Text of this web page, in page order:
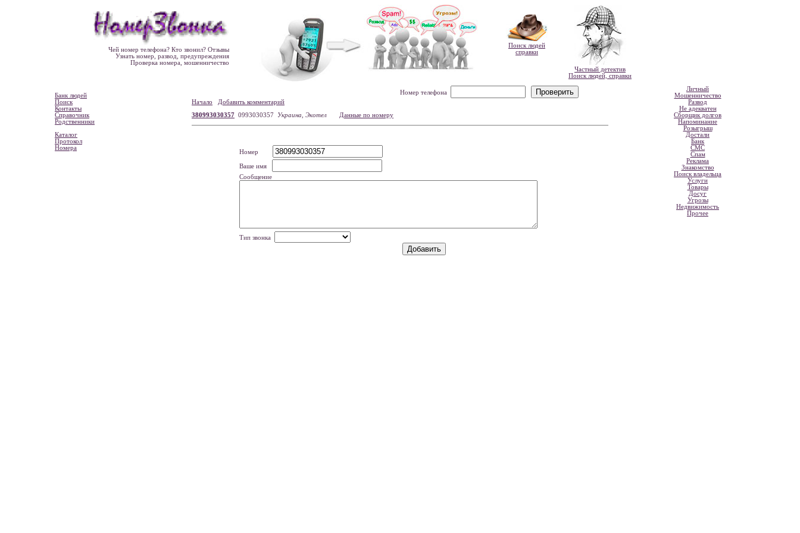
Чей номер телефона? Кто звонил? Отзывы
Узнать номер, развод, предупреждения
Проверка номера, мошенничество
Поиск людей
справки
Частный детектив
Поиск людей, справки
Банк людей
Поиск
Контакты
Справочник
Родственники
Каталог
Протокол
Номера
Номер телефона
Начало
Добавить комментарий
380993030357 0993030357 Украина, Экотел Данные по номеру
Номер
Ваше имя
Сообщение
Тип звонка
Личный
Мошенничество
Развод
Не адекватен
Сборщик долгов
Напоминание
Розыгрыш
Достали
Банк
СМС
Спам
Реклама
Знакомство
Поиск владельца
Услуги
Товары
Досуг
Угрозы
Недвижимость
Прочее